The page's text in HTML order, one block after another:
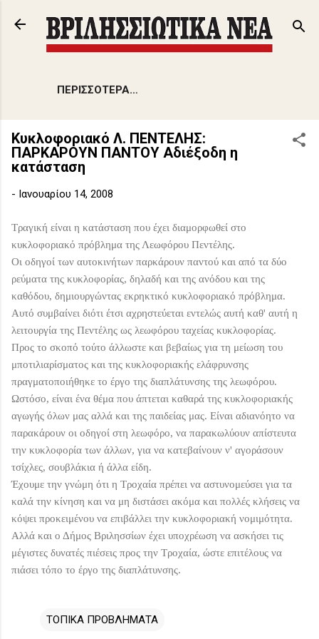
Μετάβαση στο κύριο περιεχόμενο
ΠΕΡΙΣΣΌΤΕΡΑ…
Κυκλοφοριακό Λ. ΠΕΝΤΕΛΗΣ:
ΠΑΡΚΑΡΟΥΝ ΠΑΝΤΟΥ Αδιέξοδη η
κατάσταση
- Ιανουαρίου 14, 2008
Τραγική είναι η κατάσταση που έχει διαμορφωθεί στο
κυκλοφοριακό πρόβλημα της Λεωφόρου Πεντέλης.
Οι οδηγοί των αυτοκινήτων παρκάρουν παντού και από τα δύο
ρεύματα της κυκλοφορίας, δηλαδή και της ανόδου και της
καθόδου, δημιουργώντας εκρηκτικό κυκλοφοριακό πρόβλημα.
Αυτό συμβαίνει διότι έτσι αχρηστεύεται εντελώς αυτή καθ' αυτή η
λειτουργία της Πεντέλης ως λεωφόρου ταχείας κυκλοφορίας.
Προς το σκοπό τούτο άλλωστε και βεβαίως για τη μείωση του
μποτιλιαρίσματος και της κυκλοφοριακής ελάφρυνσης
πραγματοποιήθηκε το έργο της διαπλάτυνσης της λεωφόρου.
Ωστόσο, είναι ένα θέμα που άπτεται καθαρά της κυκλοφοριακής
αγωγής όλων μας αλλά και της παιδείας μας. Είναι αδιανόητο να
παρακάρουν οι οδηγοί στη λεωφόρο, να παρακωλύουν απίστευτα
την κυκλοφορία των άλλων, για να κατεβαίνουν ν' αγοράσουν
τσίχλες, σουβλάκια ή άλλα είδη.
Έχουμε την γνώμη ότι η Τροχαία πρέπει να αστυνομεύσει για τα
καλά την κίνηση και να μη διστάσει ακόμα και πολλές κλήσεις να
κόψει προκειμένου να επιβάλλει την κυκλοφοριακή νομιμότητα.
Αλλά και ο Δήμος Βριλησσίων έχει υποχρέωση να ασκήσει τις
μέγιστες δυνατές πιέσεις προς την Τροχαία, ώστε επιτέλους να
πιάσει τόπο το έργο της διαπλάτυνσης.
ΤΟΠΙΚΑ ΠΡΟΒΛΗΜΑΤΑ